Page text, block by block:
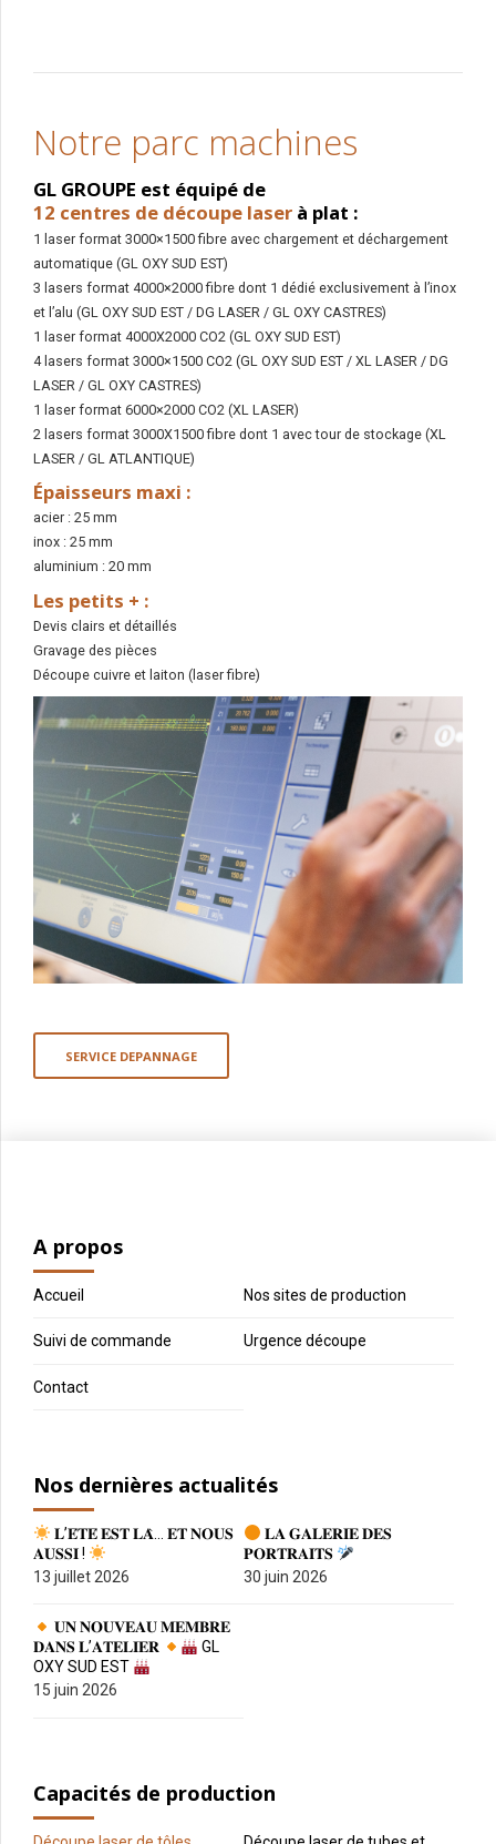
Notre parc machines
GL GROUPE est équipé de
12 centres de découpe laser à plat :
1 laser format 3000×1500 fibre avec chargement et déchargement
automatique (GL OXY SUD EST)
3 lasers format 4000×2000 fibre dont 1 dédié exclusivement à l’inox
et l’alu (GL OXY SUD EST / DG LASER / GL OXY CASTRES)
1 laser format 4000X2000 CO2 (GL OXY SUD EST)
4 lasers format 3000×1500 CO2 (GL OXY SUD EST / XL LASER / DG
LASER / GL OXY CASTRES)
1 laser format 6000×2000 CO2 (XL LASER)
2 lasers format 3000X1500 fibre dont 1 avec tour de stockage (XL
LASER / GL ATLANTIQUE)
Épaisseurs maxi :
acier : 25 mm
inox : 25 mm
aluminium : 20 mm
Les petits + :
Devis clairs et détaillés
Gravage des pièces
Découpe cuivre et laiton (laser fibre)
SERVICE DEPANNAGE
A propos
Accueil Nos sites de production
Suivi de commande Urgence découpe
Contact
Nos dernières actualités
𝐋’𝐄́𝐓𝐄́ 𝐄𝐒𝐓 𝐋𝐀̀… 𝐄𝐓 𝐍𝐎𝐔𝐒
𝐀𝐔𝐒𝐒𝐈 !
13 juillet 2026
𝐋𝐀 𝐆𝐀𝐋𝐄𝐑𝐈𝐄 𝐃𝐄𝐒
𝐏𝐎𝐑𝐓𝐑𝐀𝐈𝐓𝐒
30 juin 2026
𝐔𝐍 𝐍𝐎𝐔𝐕𝐄𝐀𝐔 𝐌𝐄𝐌𝐁𝐑𝐄
𝐃𝐀𝐍𝐒 𝐋’𝐀𝐓𝐄𝐋𝐈𝐄𝐑
GL
OXY SUD EST
15 juin 2026
Capacités de production